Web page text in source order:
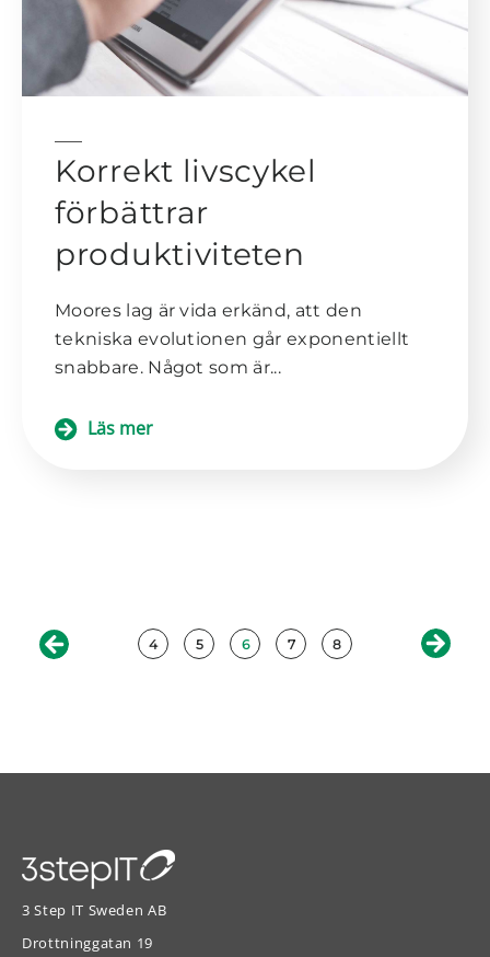
Korrekt livscykel
förbättrar
produktiviteten
Moores lag är vida erkänd, att den
tekniska evolutionen går exponentiellt
snabbare. Något som är...
Läs mer
4 5 6 7 8
3 Step IT Sweden AB
Drottninggatan 19